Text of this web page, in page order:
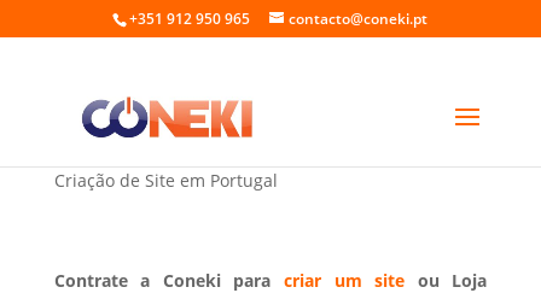
+351 912 950 965 contacto@coneki.pt
Marketing Digital em Seia Portugal
Criação de Site em Portugal
Contrate a Coneki para criar um site ou Loja